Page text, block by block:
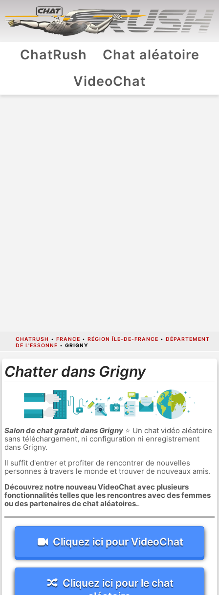
ChatRush
Chat aléatoire
VideoChat
CHATRUSH • FRANCE • RÉGION ÎLE-DE-FRANCE • DÉPARTEMENT
DE L'ESSONNE • GRIGNY
Chatter dans Grigny
Salon de chat gratuit dans Grigny⭐ Un chat vidéo aléatoire
sans téléchargement, ni configuration ni enregistrement
dans Grigny.
Il suffit d'entrer et profiter de rencontrer de nouvelles
personnes à travers le monde et trouver de nouveaux amis.
Découvrez notre nouveau VideoChat avec plusieurs
fonctionnalités telles que les rencontres avec des femmes
ou des partenaires de chat aléatoires..
Cliquez ici pour VideoChat
Cliquez ici pour le chat